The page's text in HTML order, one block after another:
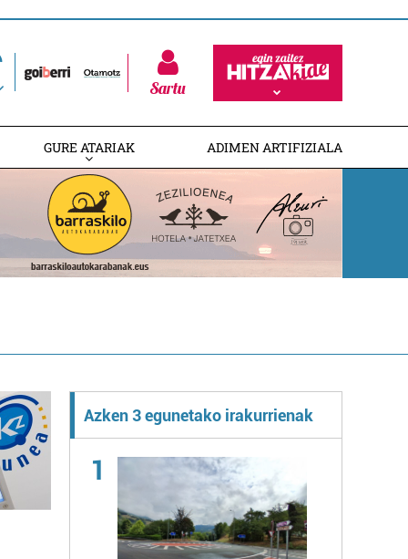
Sartu
GURE ATARIAK ADIMEN ARTIFIZIALA
Azken 3 egunetako irakurrienak
1